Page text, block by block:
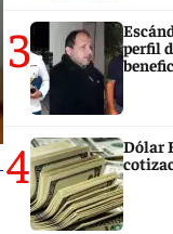
3
perfil
4
Dólar